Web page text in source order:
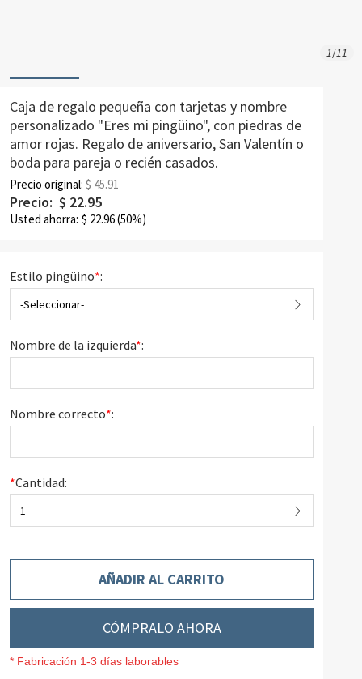
1/11
Caja de regalo pequeña con tarjetas y nombre
personalizado "Eres mi pingüino", con piedras de
amor rojas. Regalo de aniversario, San Valentín o
boda para pareja o recién casados.
Precio original: $ 45.91
Precio: $ 22.95
Usted ahorra: $ 22.96(50%)
Estilo pingüino*:
-Seleccionar-
Nombre de la izquierda*:
Nombre correcto*:
*Cantidad:
1
AÑADIR AL CARRITO
CÓMPRALO AHORA
* Fabricación 1-3 días laborables